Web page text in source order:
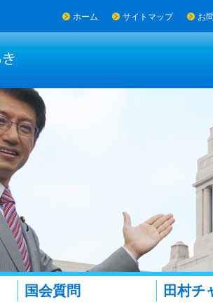
ホーム サイトマップ お
国会質問 田村チ